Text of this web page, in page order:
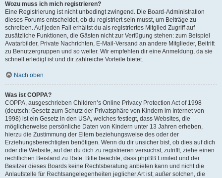
Wozu muss ich mich registrieren?
Eine Registrierung ist nicht unbedingt zwingend. Die Board-Administration
dieses Forums entscheidet, ob du registriert sein musst, um Beiträge zu
schreiben. Auf jeden Fall erhältst du als registriertes Mitglied Zugriff auf
zusätzliche Funktionen, die Gästen nicht zur Verfügung stehen: zum Beispiel
Avatarbilder, Private Nachrichten, E-Mail-Versand an andere Mitglieder, Beitritt
zu Benutzergruppen und so weiter. Wir empfehlen dir eine Anmeldung, da sie
schnell erledigt ist und dir zahlreiche Vorteile bietet.
Nach oben
Was ist COPPA?
COPPA, ausgeschrieben Children’s Online Privacy Protection Act of 1998
(deutsch: Gesetz zum Schutz der Privatsphäre von Kindern im Internet von
1998) ist ein Gesetz in den USA, welches festlegt, dass Websites, die
möglicherweise persönliche Daten von Kindern unter 13 Jahren erheben,
hierzu die Zustimmung der Eltern beziehungsweise des oder der
Erziehungsberechtigten benötigen. Wenn du dir unsicher bist, ob dies auf dich
oder die Website, auf der du dich zu registrieren versuchst, zutrifft, ziehe einen
rechtlichen Beistand zu Rate. Bitte beachte, dass phpBB Limited und der
Besitzer dieses Boards keine Rechtsberatung anbieten kann und nicht die
Anlaufstelle für Rechtsangelegenheiten jeglicher Art ist; außer solchen, die